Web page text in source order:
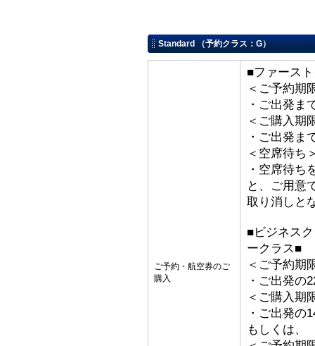
Standard （予約クラス：G）
ご予約・航空券のご
購入
■ファース
＜ご予約期
・ご出発ま
＜ご購入期
・ご出発ま
＜空席待ち
・空席待ち
と、ご用意
取り消しと
■ビジネス
ークラス■
＜ご予約期
・ご出発の
＜ご購入期
・ご出発の
もしくは、